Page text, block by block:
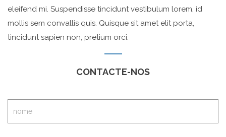
eleifend mi. Suspendisse tincidunt vestibulum lorem, id
mollis sem convallis quis. Quisque sit amet elit porta,
tincidunt sapien non, pretium orci.
CONTACTE-NOS